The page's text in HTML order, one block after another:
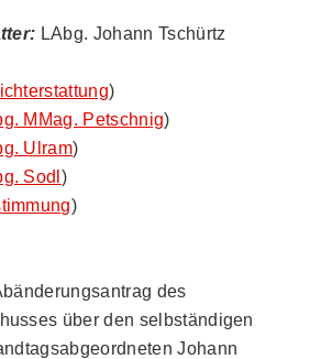
LAbg. Johann Tschürtz
)
MMag. Petschnig)
Ulram)
Sodl )
)
des
über den selbständigen
Johann